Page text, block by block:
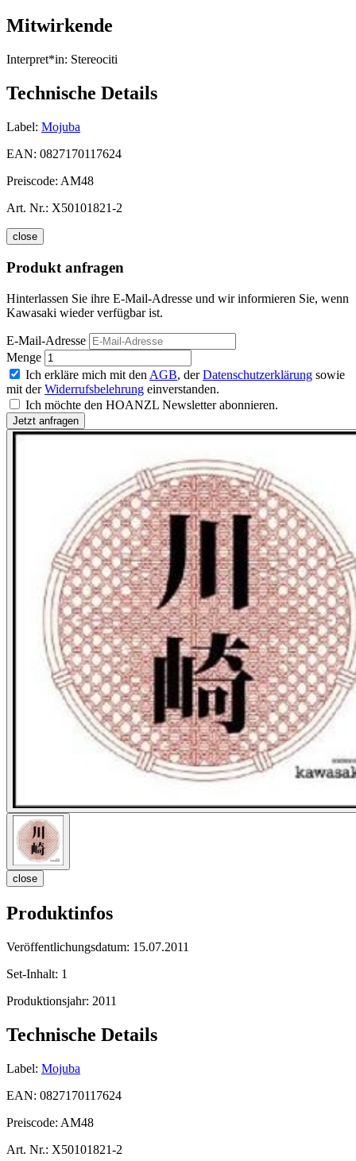
Mitwirkende
Interpret*in: Stereociti
Technische Details
Label: Mojuba
EAN: 0827170117624
Preiscode: AM48
Art. Nr.: X50101821-2
close
Produkt anfragen
Hinterlassen Sie ihre E-Mail-Adresse und wir informieren Sie, wenn
Kawasaki wieder verfügbar ist.
E-Mail-Adresse
Menge
Ich erkläre mich mit den AGB, derDatenschutzerklärung sowie
mit derWiderrufsbelehrung einverstanden.
Ich möchte den HOANZL Newsletter abonnieren.
close
Produktinfos
Veröffentlichungsdatum: 15.07.2011
Set-Inhalt: 1
Produktionsjahr: 2011
Technische Details
Label: Mojuba
EAN: 0827170117624
Preiscode: AM48
Art. Nr.: X50101821-2